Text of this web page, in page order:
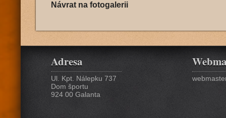
Návrat na fotogalerii
Adresa
Ul. Kpt. Nálepku 737
Dom športu
924 00 Galanta